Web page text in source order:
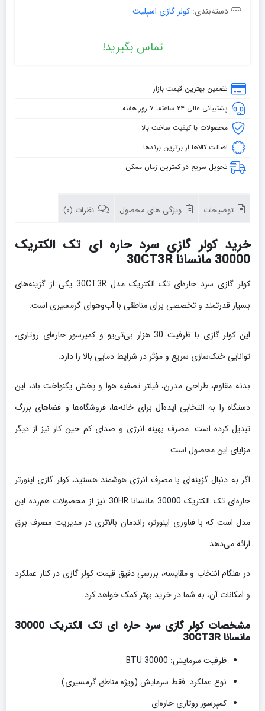
دسته‌بندی: کولر گازی اسپلیت
تماس بگیرید!
تضمین بهترین قیمت بازار
پشتیبانی عالی ۲۴ ساعته، ۷ روز هفته
محصولات با کیفیت ساخت بالا
اصالت کالاها از برترین برندها
تحویل سریع در کمترین زمان ممکن
توضیحات ویژگی های محصول نظرات (0)
خرید کولر گازی سرد حاره ای تک الکتریک
30000 مانسانا 30CT3R
کولر گازی سرد حاره‌ای تک الکتریک مدل 30CT3R یکی از گزینه‌های
بسیار قدرتمند و تخصصی برای مناطقی با آب‌و‌هوای گرمسیری است.
این کولر گازی با ظرفیت 30 هزار بی‌تی‌یو و کمپرسور حاره‌ای روتاری،
توانایی خنک‌سازی سریع و مؤثر در شرایط دمایی بالا را دارد.
بدنه مقاوم، طراحی مدرن، فیلتر تصفیه هوا و پخش یکنواخت باد، این
دستگاه را به انتخابی ایده‌آل برای خانه‌ها، فروشگاه‌ها و فضاهای بزرگ
تبدیل کرده است. مصرف بهینه انرژی و صدای کم حین کار نیز از دیگر
مزایای این محصول است.
اگر به دنبال گزینه‌ای با مصرف انرژی هوشمند هستید، کولر گازی اینورتر
حاره‌ای تک الکتریک 30000 مانسانا 30HR نیز از محصولات هم‌رده این
مدل است که با فناوری اینورتر، راندمان بالاتری در مدیریت مصرف برق
ارائه می‌دهد.
در هنگام انتخاب و مقایسه، بررسی دقیق قیمت کولر گازی‌ در کنار عملکرد
و امکانات آن، به شما در خرید بهتر کمک خواهد کرد.
مشخصات کولر گازی سرد حاره ای تک الکتریک 30000
مانسانا 30CT3R
ظرفیت سرمایش: 30000 BTU
نوع عملکرد: فقط سرمایش (ویژه مناطق گرمسیری)
کمپرسور روتاری حاره‌ای